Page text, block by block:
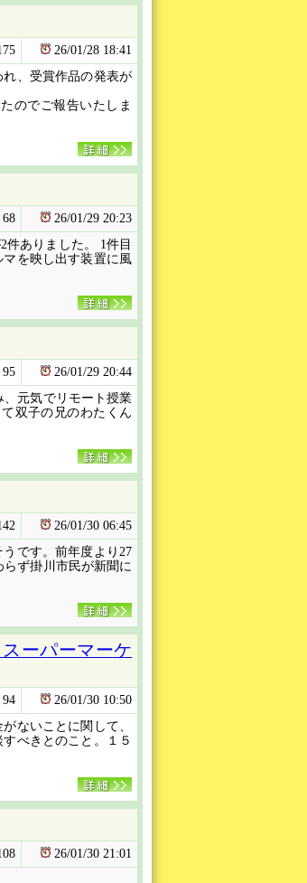
26/01/28 18:41
、受賞作品の発表が
のでご報告いたしま
68 26/01/29 20:23
件ありました。 1件目
を映し出す装置に風
95 26/01/29 20:44
元気でリモート授業
双子の兄のわたくん
26/01/30 06:45
です。前年度より27
ず掛川市民が新聞に
ーパーマーケ
94 26/01/30 10:50
ないことに関して、
べきとのこと。１５
26/01/30 21:01